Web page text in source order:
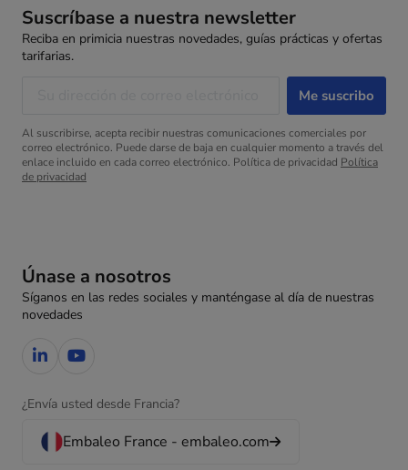
Únase a nosotros
Síganos en las redes sociales y manténgase al día de nuestras
novedades
¿Envía usted desde Francia?
Embaleo France - embaleo.com
Suscríbase a nuestra newsletter
Reciba en primicia nuestras novedades, guías prácticas y ofertas
tarifarias.
Al suscribirse, acepta recibir nuestras comunicaciones comerciales por
correo electrónico. Puede darse de baja en cualquier momento a través del
enlace incluido en cada correo electrónico. Política de privacidad Política
de privacidad